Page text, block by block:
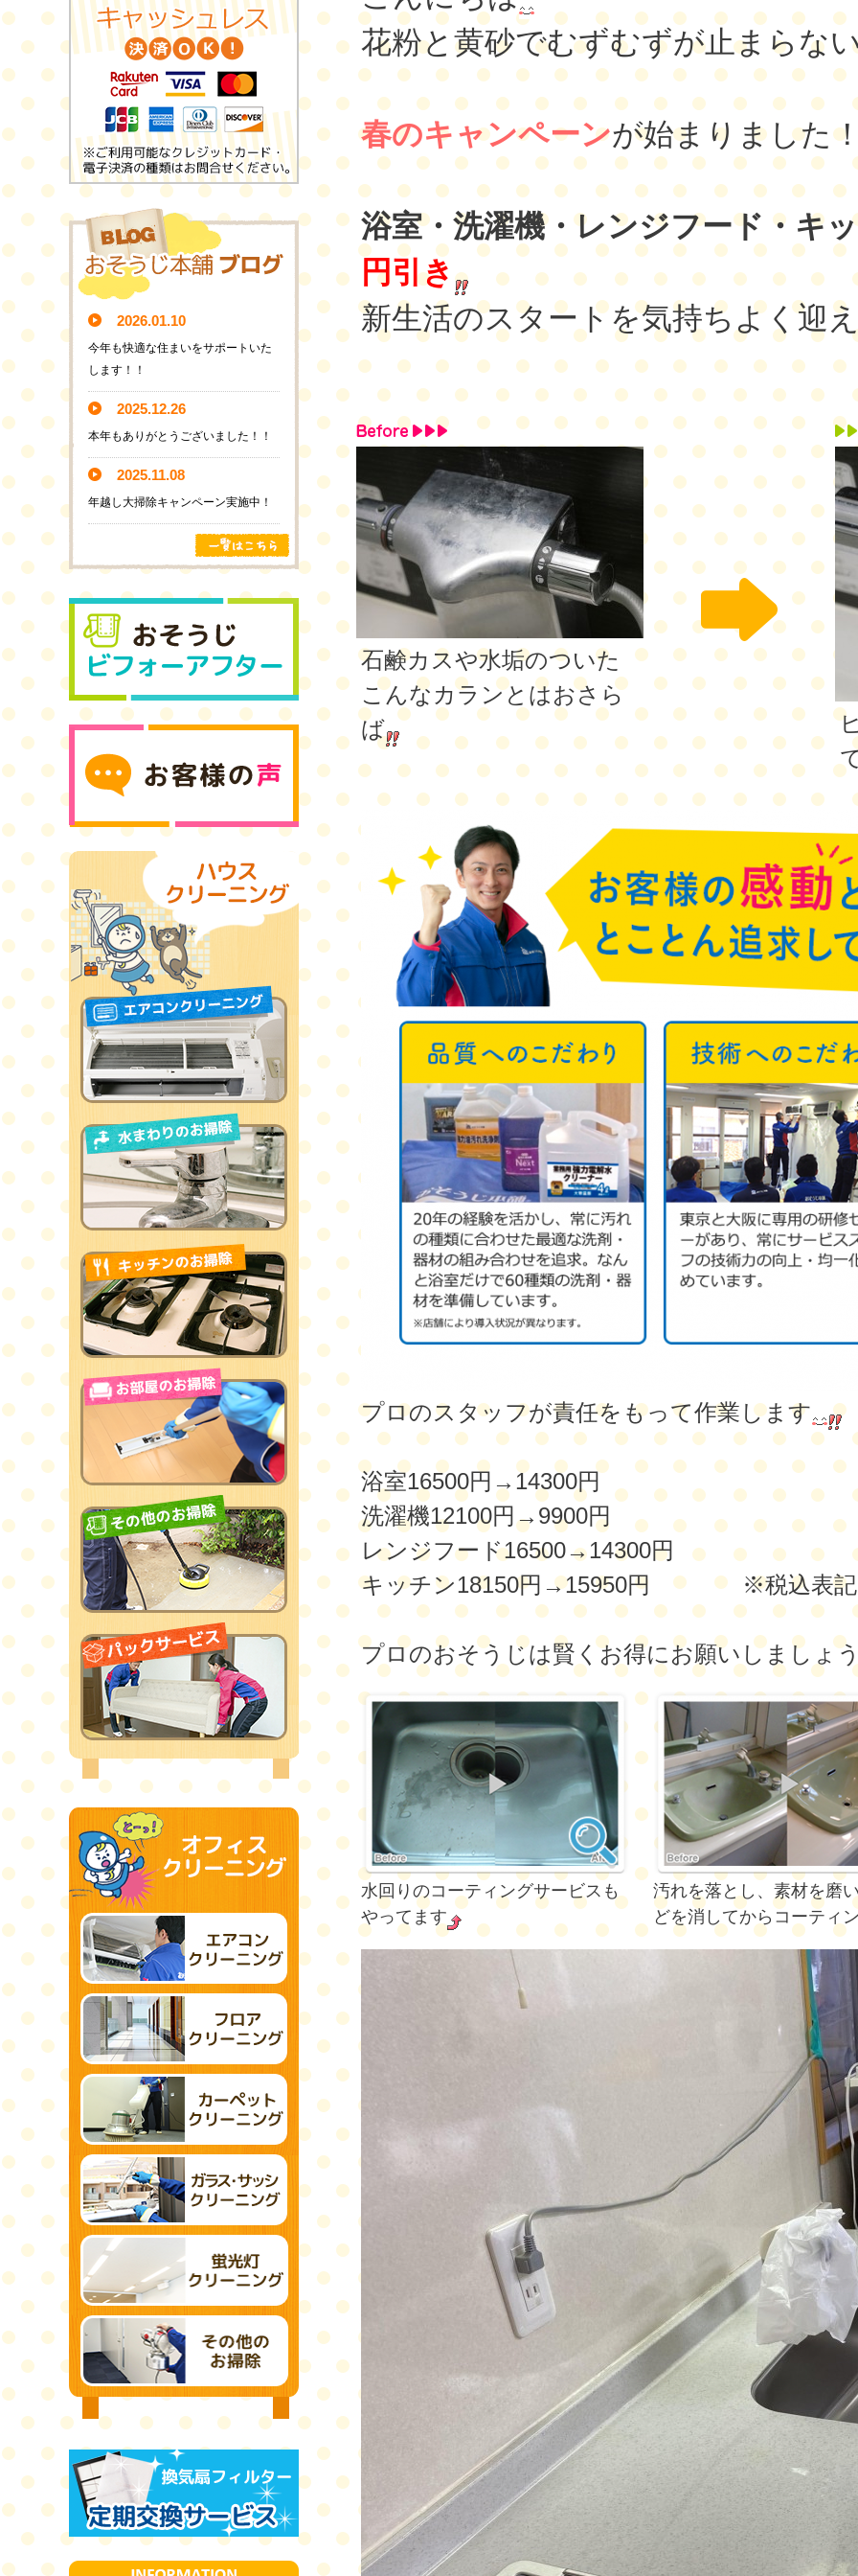
花粉と黄砂でむずむずが止まらな
春のキャンペーンが始まりました
浴室・洗濯機・レンジフード・キ
円引き
新生活のスタートを気持ちよく迎
石鹸カスや水垢のついた
こんなカランとはおさら
ば
プロのスタッフが責任をもって作業します
浴室16500円→14300円
洗濯機12100円→9900円
レンジフード16500→14300円
キッチン18150円→15950円 ※税込表記
プロのおそうじは賢くお得にお願いしましょ
水回りのコーティングサービスも
やってます
汚れを落とし、素材を磨
どを消してからコーティ
2026.01.10
今年も快適な住まいをサポートいた
します！！
2025.12.26
本年もありがとうございました！！
2025.11.08
年越し大掃除キャンペーン実施中！